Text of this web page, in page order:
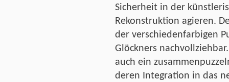
Sicherheit in der
Rekonstruktion agieren.
der verschiedenfarbigen
Glöckners
auch ein
deren Integration in das